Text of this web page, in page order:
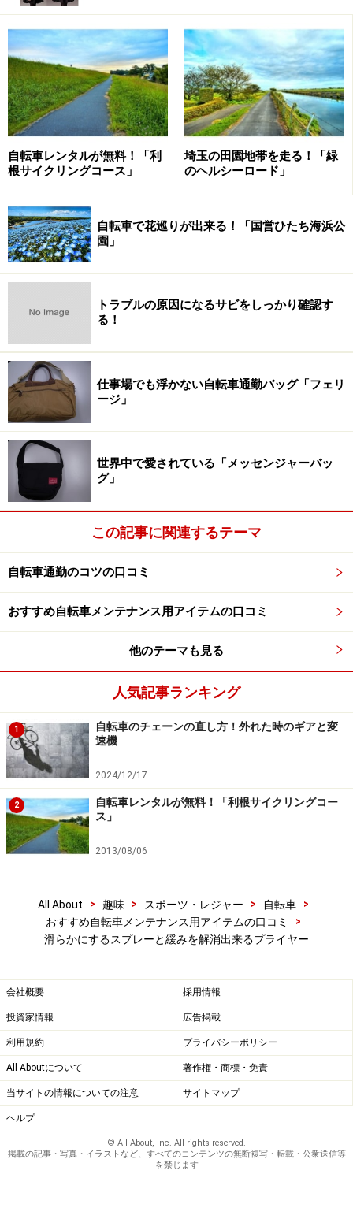
メーカー：KURE
公式サイト：
http://www.kure.com/
100円プライヤー
自転車の緩んだ部分を簡単に回して締める事が出来ます
し、補修も快適にする事が出来るプライヤーが便利で
す。100円なのに、とてもしっかりとした作りで、自転
車のメンテナンスに便利です。
■商品データ
メーカー：エコー金属
公式HP：http://www.echo-k.co.jp/
※記事内容は執筆時点のものです。最新の内容をご確認くださ
い。
【編集部おすすめの購入サイト】
Amazonで自転車関連の商品をチェック！
楽天市場で自転車関連の商品をチェック！
自転車レンタルが無料！「利
根サイクリングコース」
埼玉の田園地帯を走る！「緑
のヘルシーロード」
自転車で花巡りが出来る！「国営ひたち海浜公
園」
トラブルの原因になるサビをしっかり確認す
る！
仕事場でも浮かない自転車通勤バッグ「フェリ
ージ」
世界中で愛されている「メッセンジャーバッ
グ」
この記事に関連するテーマ
自転車通勤のコツの口コミ
おすすめ自転車メンテナンス用アイテムの口コミ
他のテーマも見る
人気記事ランキング
1
自転車のチェーンの直し方！外れた時のギアと変
速機
2024/12/17
2
自転車レンタルが無料！「利根サイクリングコー
ス」
2013/08/06
All About > 趣味 > スポーツ・レジャー > 自転車
>
おすすめ自転車メンテナンス用アイテムの口コミ
>
滑らかにするスプレーと緩みを解消出来るプライヤー
会社概要 採用情報
投資家情報 広告掲載
利用規約 プライバシーポリシー
All Aboutについて 著作権・商標・免責
当サイトの情報についての注意 サイトマップ
ヘルプ
© All About, Inc. All rights reserved.
掲載の記事・写真・イラストなど、すべてのコンテンツの無断複写・転載・公衆送信等
を禁じます